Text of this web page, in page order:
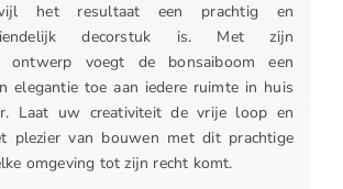
het resultaat een prachtig en
decorstuk is. Met zijn
ontwerp voegt de bonsaiboom een
elegantie toe aan iedere ruimte in huis
Laat uw creativiteit de vrije loop en
plezier van bouwen met dit prachtige
omgeving tot zijn recht komt.